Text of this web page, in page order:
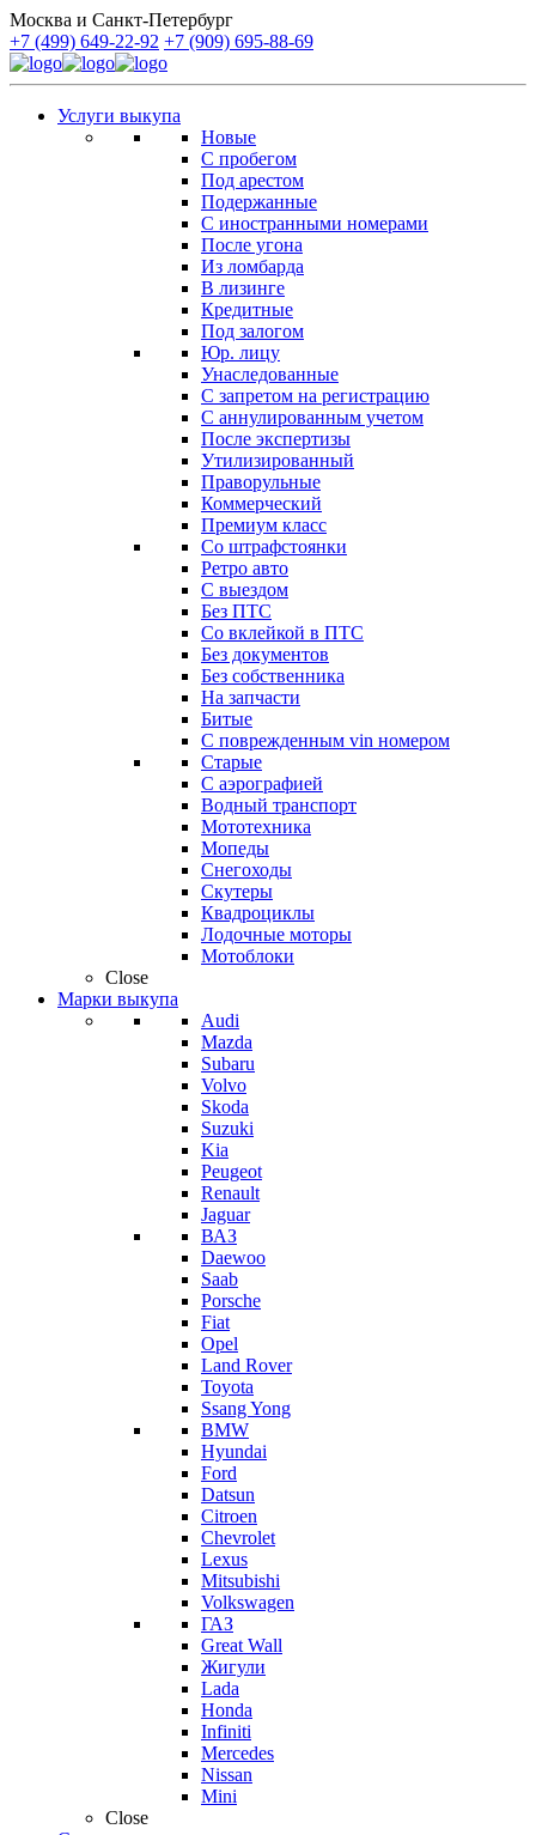
Москва и Санкт-Петербург
+7 (499) 649-22-92 +7 (909) 695-88-69
Услуги выкупа
Новые
С пробегом
Под арестом
Подержанные
С иностранными номерами
После угона
Из ломбарда
В лизинге
Кредитные
Под залогом
Юр. лицу
Унаследованные
С запретом на регистрацию
С аннулированным учетом
После экспертизы
Утилизированный
Праворульные
Коммерческий
Премиум класс
Со штрафстоянки
Ретро авто
С выездом
Без ПТС
Со вклейкой в ПТС
Без документов
Без собственника
На запчасти
Битые
С поврежденным vin номером
Старые
С аэрографией
Водный транспорт
Мототехника
Мопеды
Снегоходы
Скутеры
Квадроциклы
Лодочные моторы
Мотоблоки
Close
Марки выкупа
Audi
Mazda
Subaru
Volvo
Skoda
Suzuki
Kia
Peugeot
Renault
Jaguar
ВАЗ
Daewoo
Saab
Porsche
Fiat
Opel
Land Rover
Toyota
Ssang Yong
BMW
Hyundai
Ford
Datsun
Citroen
Chevrolet
Lexus
Mitsubishi
Volkswagen
ГАЗ
Great Wall
Жигули
Lada
Honda
Infiniti
Mercedes
Nissan
Mini
Close